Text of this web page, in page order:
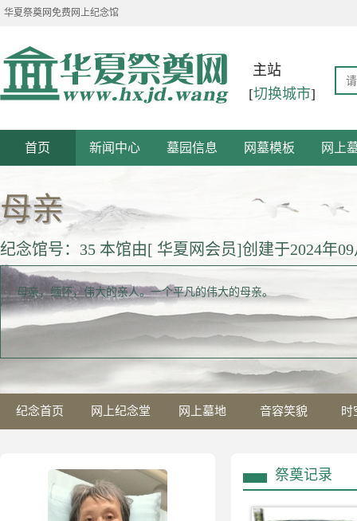
华夏祭奠网免费网上纪念馆
主站
[切换城市]
首页 新闻中心 墓园信息 网墓模板 网上
母亲
纪念馆号：35 本馆由[ 华夏网会员]创建于2024年09
母亲，缅怀，伟大的亲人。一个平凡的伟大的母亲。
纪念首页 网上纪念堂 网上墓地 音容笑貌 时
祭奠记录